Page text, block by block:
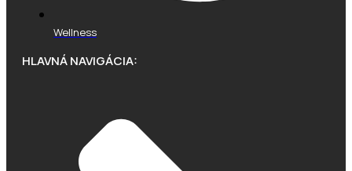
Wellness
HLAVNÁ NAVIGÁCIA: